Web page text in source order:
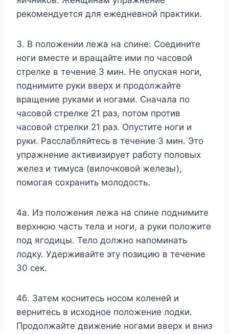
рекомендуется для ежедневной практики.
3. В положении лежа на спине: Соедините
ноги вместе и вращайте ими по часовой
стрелке в течение 3 мин. Не опуская ноги,
поднимите руки вверх и продолжайте
вращение руками и ногами. Сначала по
часовой стрелке 21 раз, потом против
часовой стрелки 21 раз. Опустите ноги и
руки. Расслабляйтесь в течение 3 мин. Это
упражнение активизирует работу половых
желез и тимуса (вилочковой железы),
помогая сохранить молодость.
4а. Из положения лежа на спине поднимите
верхнюю часть тела и ноги, а руки положите
под ягодицы. Тело должно напоминать
лодку. Удерживайте эту позицию в течение
30 сек.
4б. Затем коснитесь носом коленей и
вернитесь в исходное положение лодки.
Продолжайте движение ногами вверх и вниз